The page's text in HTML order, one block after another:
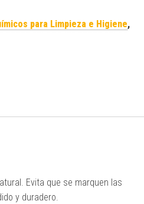
para Limpieza e Higiene,
Evita que se marquen las
y duradero.